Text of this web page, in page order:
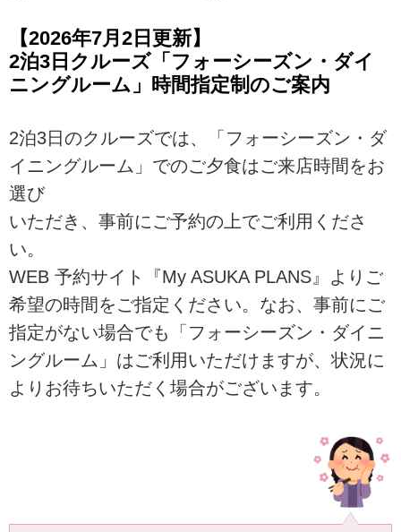
【2026年7月2日更新】
2泊3日クルーズ「フォーシーズン・ダイ
ニングルーム」時間指定制のご案内
2泊3日のクルーズでは、「フォーシーズン・ダ
イニングルーム」でのご夕食はご来店時間をお
選び
いただき、事前にご予約の上でご利用くださ
い。
WEB 予約サイト『My ASUKA PLANS』よりご
希望の時間をご指定ください。なお、事前にご
指定がない場合でも「フォーシーズン・ダイニ
ングルーム」はご利用いただけますが、状況に
よりお待ちいただく場合がございます。